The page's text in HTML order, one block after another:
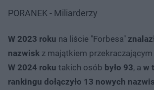
PORANEK - Miliarderzy
W 2023 roku na liście "Forbesa"
nazwisk z majątkiem przekraczającym
W 2024 roku takich osób było 93, a w
rankingu dołączyło 13 nowych